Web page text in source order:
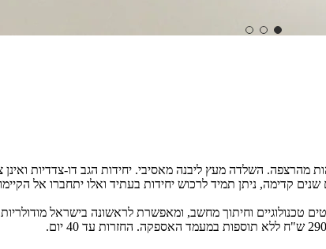
מהרצפה. השלדה מעץ ליבנה מאסיבי. יחידות הגב דו-צדדיות
קדימה, ניתן תמיד לרכוש יחידות בעתיד ואלו יתחברו אל
וחיתוך מחשב, ומאפשרת לראשונה בישראל